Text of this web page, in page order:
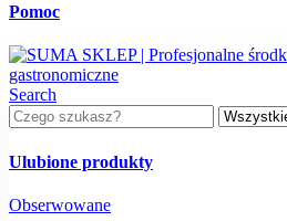
Pomoc
Search
Ulubione produkty
Obserwowane